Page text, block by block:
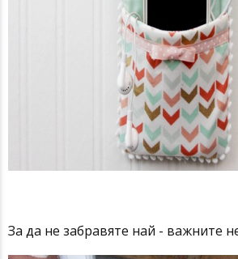
За да не забравяте най - важните